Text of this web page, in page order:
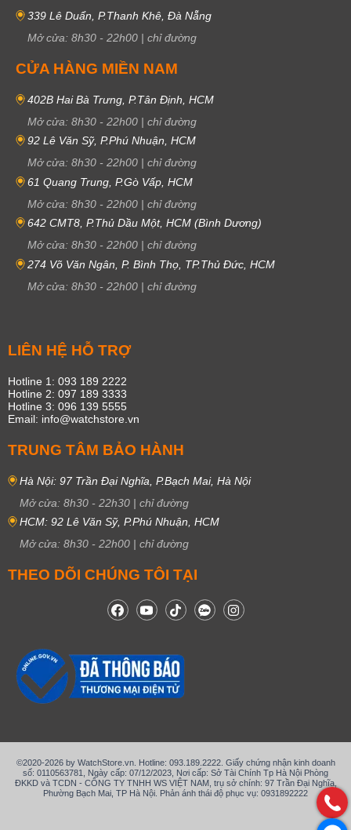
339 Lê Duẩn, P.Thanh Khê, Đà Nẵng
Mở cửa: 8h30 - 22h00 | chỉ đường
CỬA HÀNG MIỀN NAM
402B Hai Bà Trưng, P.Tân Định, HCM
Mở cửa: 8h30 - 22h00 | chỉ đường
92 Lê Văn Sỹ, P.Phú Nhuận, HCM
Mở cửa: 8h30 - 22h00 | chỉ đường
61 Quang Trung, P.Gò Vấp, HCM
Mở cửa: 8h30 - 22h00 | chỉ đường
642 CMT8, P.Thủ Dầu Một, HCM (Bình Dương)
Mở cửa: 8h30 - 22h00 | chỉ đường
274 Võ Văn Ngân, P. Bình Thọ, TP.Thủ Đức, HCM
Mở cửa: 8h30 - 22h00 | chỉ đường
LIÊN HỆ HỖ TRỢ
Hotline 1: 093 189 2222
Hotline 2: 097 189 3333
Hotline 3: 096 139 5555
Email: info@watchstore.vn
TRUNG TÂM BẢO HÀNH
Hà Nội: 97 Trần Đại Nghĩa, P.Bạch Mai, Hà Nội
Mở cửa: 8h30 - 22h30 | chỉ đường
HCM: 92 Lê Văn Sỹ, P.Phú Nhuận, HCM
Mở cửa: 8h30 - 22h00 | chỉ đường
THEO DÕI CHÚNG TÔI TẠI
©2020-2026 by WatchStore.vn. Hotline: 093.189.2222. Giấy chứng nhận kinh doanh
số: 0110563781, Ngày cấp: 07/12/2023, Nơi cấp: Sở Tài Chính Tp Hà Nội Phòng
ĐKKD và TCDN - CÔNG TY TNHH WS VIỆT NAM, trụ sở chính: 97 Trần Đại Nghĩa,
Phường Bạch Mai, TP Hà Nội. Phản ánh thái độ phục vụ: 0931892222